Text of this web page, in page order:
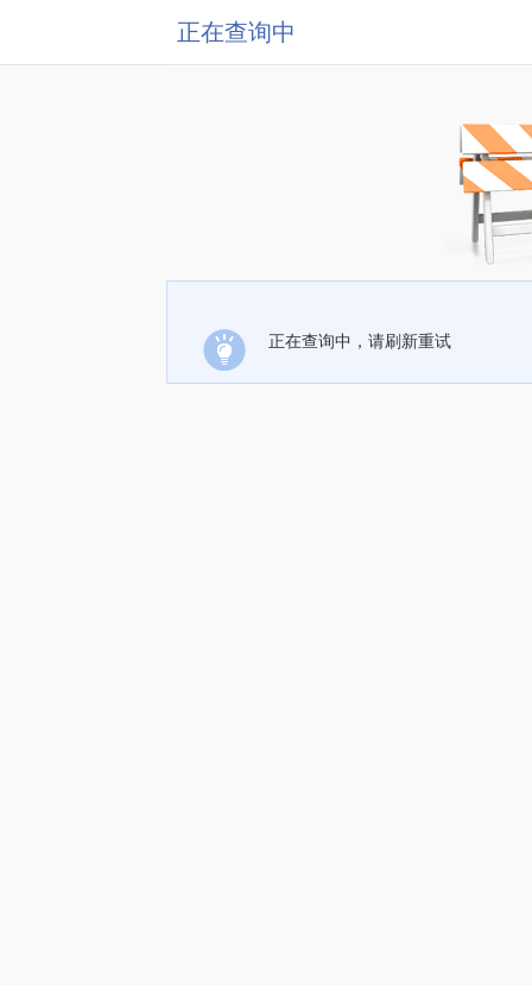
正在查询中
正在查询中，请刷新重试